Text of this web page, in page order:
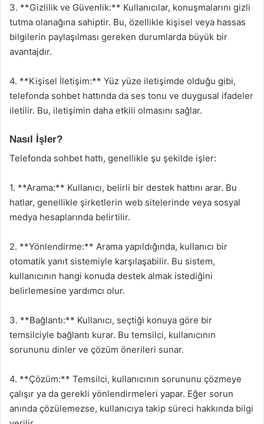
3. **Gizlilik ve Güvenlik:** Kullanıcılar, konuşmalarını gizli
tutma olanağına sahiptir. Bu, özellikle kişisel veya hassas
bilgilerin paylaşılması gereken durumlarda büyük bir
avantajdır.
4. **Kişisel İletişim:** Yüz yüze iletişimde olduğu gibi,
telefonda sohbet hattında da ses tonu ve duygusal ifadeler
iletilir. Bu, iletişimin daha etkili olmasını sağlar.
Nasıl İşler?
Telefonda sohbet hattı, genellikle şu şekilde işler:
1. **Arama:** Kullanıcı, belirli bir destek hattını arar. Bu
hatlar, genellikle şirketlerin web sitelerinde veya sosyal
medya hesaplarında belirtilir.
2. **Yönlendirme:** Arama yapıldığında, kullanıcı bir
otomatik yanıt sistemiyle karşılaşabilir. Bu sistem,
kullanıcının hangi konuda destek almak istediğini
belirlemesine yardımcı olur.
3. **Bağlantı:** Kullanıcı, seçtiği konuya göre bir
temsilciyle bağlantı kurar. Bu temsilci, kullanıcının
sorununu dinler ve çözüm önerileri sunar.
4. **Çözüm:** Temsilci, kullanıcının sorununu çözmeye
çalışır ya da gerekli yönlendirmeleri yapar. Eğer sorun
anında çözülemezse, kullanıcıya takip süreci hakkında bilgi